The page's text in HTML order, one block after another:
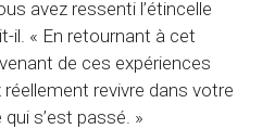
avez ressenti l’étincelle
il. « En retournant à cet
de ces expériences
revivre dans votre
s’est passé. »